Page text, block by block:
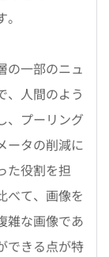
の一部のニュ
、人間のよう
、プーリング
ータの削減に
た役割を担
べて、画像を
雑な画像であ
できる点が特